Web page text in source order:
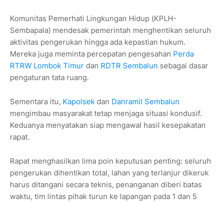
Komunitas Pemerhati Lingkungan Hidup (KPLH-
Sembapala) mendesak pemerintah menghentikan seluruh
aktivitas pengerukan hingga ada kepastian hukum.
Mereka juga meminta percepatan pengesahan Perda
RTRW Lombok Timur dan RDTR Sembalun sebagai dasar
pengaturan tata ruang.
Sementara itu, Kapolsek dan Danramil Sembalun
mengimbau masyarakat tetap menjaga situasi kondusif.
Keduanya menyatakan siap mengawal hasil kesepakatan
rapat.
Rapat menghasilkan lima poin keputusan penting: seluruh
pengerukan dihentikan total, lahan yang terlanjur dikeruk
harus ditangani secara teknis, penanganan diberi batas
waktu, tim lintas pihak turun ke lapangan pada 1 dan 5